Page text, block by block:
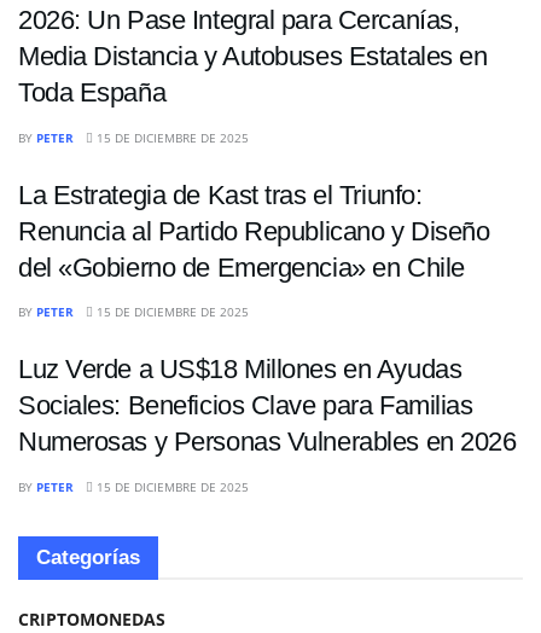
2026: Un Pase Integral para Cercanías,
Media Distancia y Autobuses Estatales en
Toda España
BY PETER 15 DE DICIEMBRE DE 2025
La Estrategia de Kast tras el Triunfo:
Renuncia al Partido Republicano y Diseño
del «Gobierno de Emergencia» en Chile
BY PETER 15 DE DICIEMBRE DE 2025
Luz Verde a US$18 Millones en Ayudas
Sociales: Beneficios Clave para Familias
Numerosas y Personas Vulnerables en 2026
BY PETER 15 DE DICIEMBRE DE 2025
Categorías
CRIPTOMONEDAS